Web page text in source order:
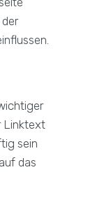
Linktext
sein
das